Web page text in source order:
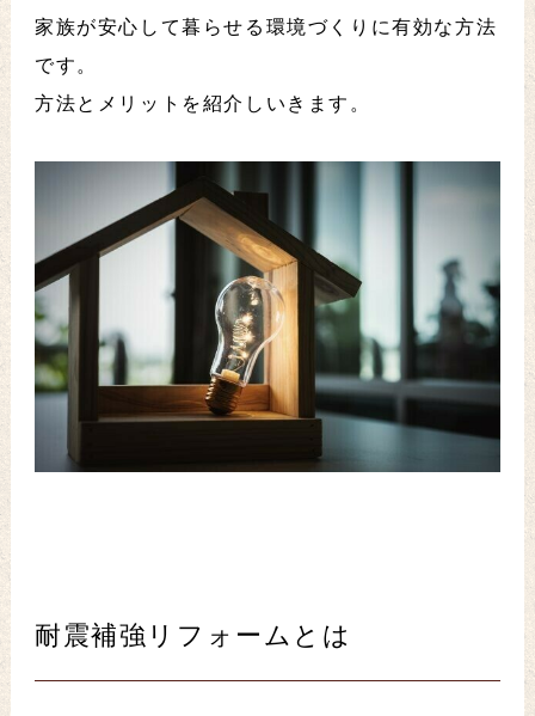
家族が安心して暮らせる環境づくりに有効な方法
です。
方法とメリットを紹介しいきます。
耐震補強リフォームとは